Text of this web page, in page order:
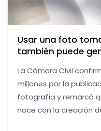
Usar una foto
también puede
La Cámara Civil
millones por la
fotografía y remarcó
nace con la creación